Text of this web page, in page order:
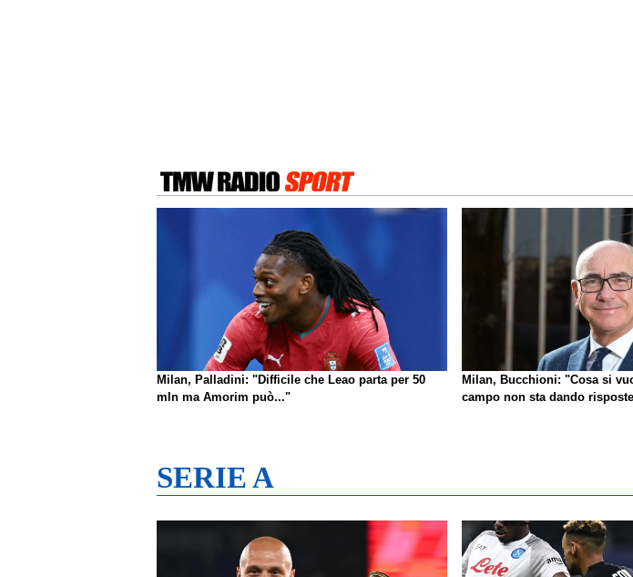
Milan, Palladini: "Difficile che Leao parta per 50
mln ma Amorim può..."
Milan, Bucchioni: "Cosa si
campo non sta dando
SERIE A